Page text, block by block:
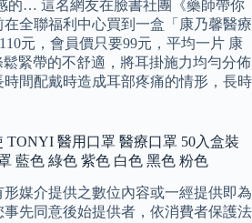
的… 這名網友在臉書社團《藥師帶你
全聯福利中心買到一盒「康乃馨醫療
元，會員價只要99元，平均一片 康
緊帶的不舒適，將耳掛施力均勻分佈
間配戴時造成耳部疼痛的情形，長時
TONYI 醫用口罩 醫療口罩 50入盒裝
藍色 綠色 紫色 白色 黑色 粉色
媒介提供之數位內容或一經提供即為
先同意後始提供者，依消費者保護法